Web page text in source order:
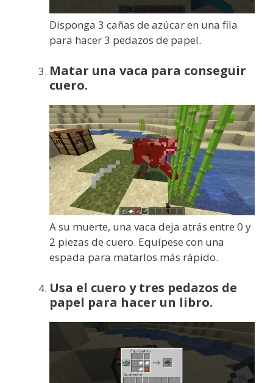
Disponga 3 cañas de azúcar en una fila
para hacer 3 pedazos de papel.
Matar una vaca para conseguir
cuero.
A su muerte, una vaca deja atrás entre 0 y
2 piezas de cuero. Equípese con una
espada para matarlos más rápido.
Usa el cuero y tres pedazos de
papel para hacer un libro.